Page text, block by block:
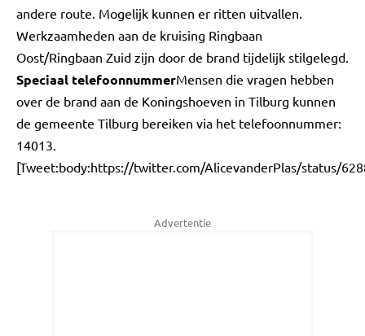
andere route. Mogelijk kunnen er ritten uitvallen.
Werkzaamheden aan de kruising Ringbaan
Oost/Ringbaan Zuid zijn door de brand tijdelijk stilgelegd.
Speciaal telefoonnummerMensen die vragen hebben
over de brand aan de Koningshoeven in Tilburg kunnen
de gemeente Tilburg bereiken via het telefoonnummer:
14013.
[Tweet:body:https://twitter.com/AlicevanderPlas/status/
Advertentie